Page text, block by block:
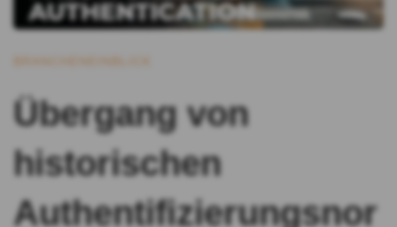
Übergang von
historischen
Authentifizierungsnor